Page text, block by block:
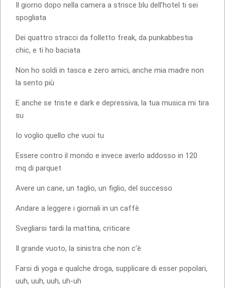
Il giorno dopo nella camera a strisce blu dell’hotel ti sei
spogliata
Dei quattro stracci da folletto freak, da punkabbestia
chic, e ti ho baciata
Non ho soldi in tasca e zero amici, anche mia madre non
la sento più
E anche se triste e dark e depressiva, la tua musica mi tira
su
Io voglio quello che vuoi tu
Essere contro il mondo e invece averlo addosso in 120
mq di parquet
Avere un cane, un taglio, un figlio, del successo
Andare a leggere i giornali in un caffè
Svegliarsi tardi la mattina, criticare
Il grande vuoto, la sinistra che non c’è
Farsi di yoga e qualche droga, supplicare di esser popolari,
uuh, uuh, uuh, uh-uh